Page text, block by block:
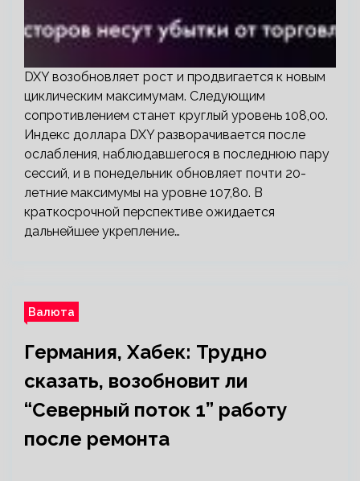
DXY возобновляет рост и продвигается к новым
циклическим максимумам. Следующим
сопротивлением станет круглый уровень 108,00.
Индекс доллара DXY разворачивается после
ослабления, наблюдавшегося в последнюю пару
сессий, и в понедельник обновляет почти 20-
летние максимумы на уровне 107,80. В
краткосрочной перспективе ожидается
дальнейшее укрепление…
Валюта
Германия, Хабек: Трудно
сказать, возобновит ли
“Северный поток 1” работу
после ремонта